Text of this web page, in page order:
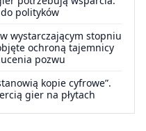
polityków
wystarczającym stopniu
ochroną tajemnicy
pozwu
kopie cyfrowe”.
gier na płytach